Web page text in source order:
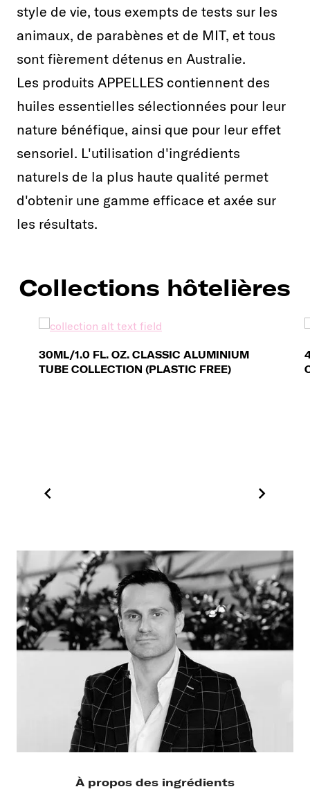
style de vie, tous exempts de tests sur les
animaux, de parabènes et de MIT, et tous
sont fièrement détenus en Australie.
Les produits APPELLES contiennent des
huiles essentielles sélectionnées pour leur
nature bénéfique, ainsi que pour leur effet
sensoriel. L'utilisation d'ingrédients
naturels de la plus haute qualité permet
d'obtenir une gamme efficace et axée sur
les résultats.
Collections hôtelières
30ML/1.0 FL. OZ. CLASSIC ALUMINIUM
TUBE COLLECTION (PLASTIC FREE)
À propos des ingrédients